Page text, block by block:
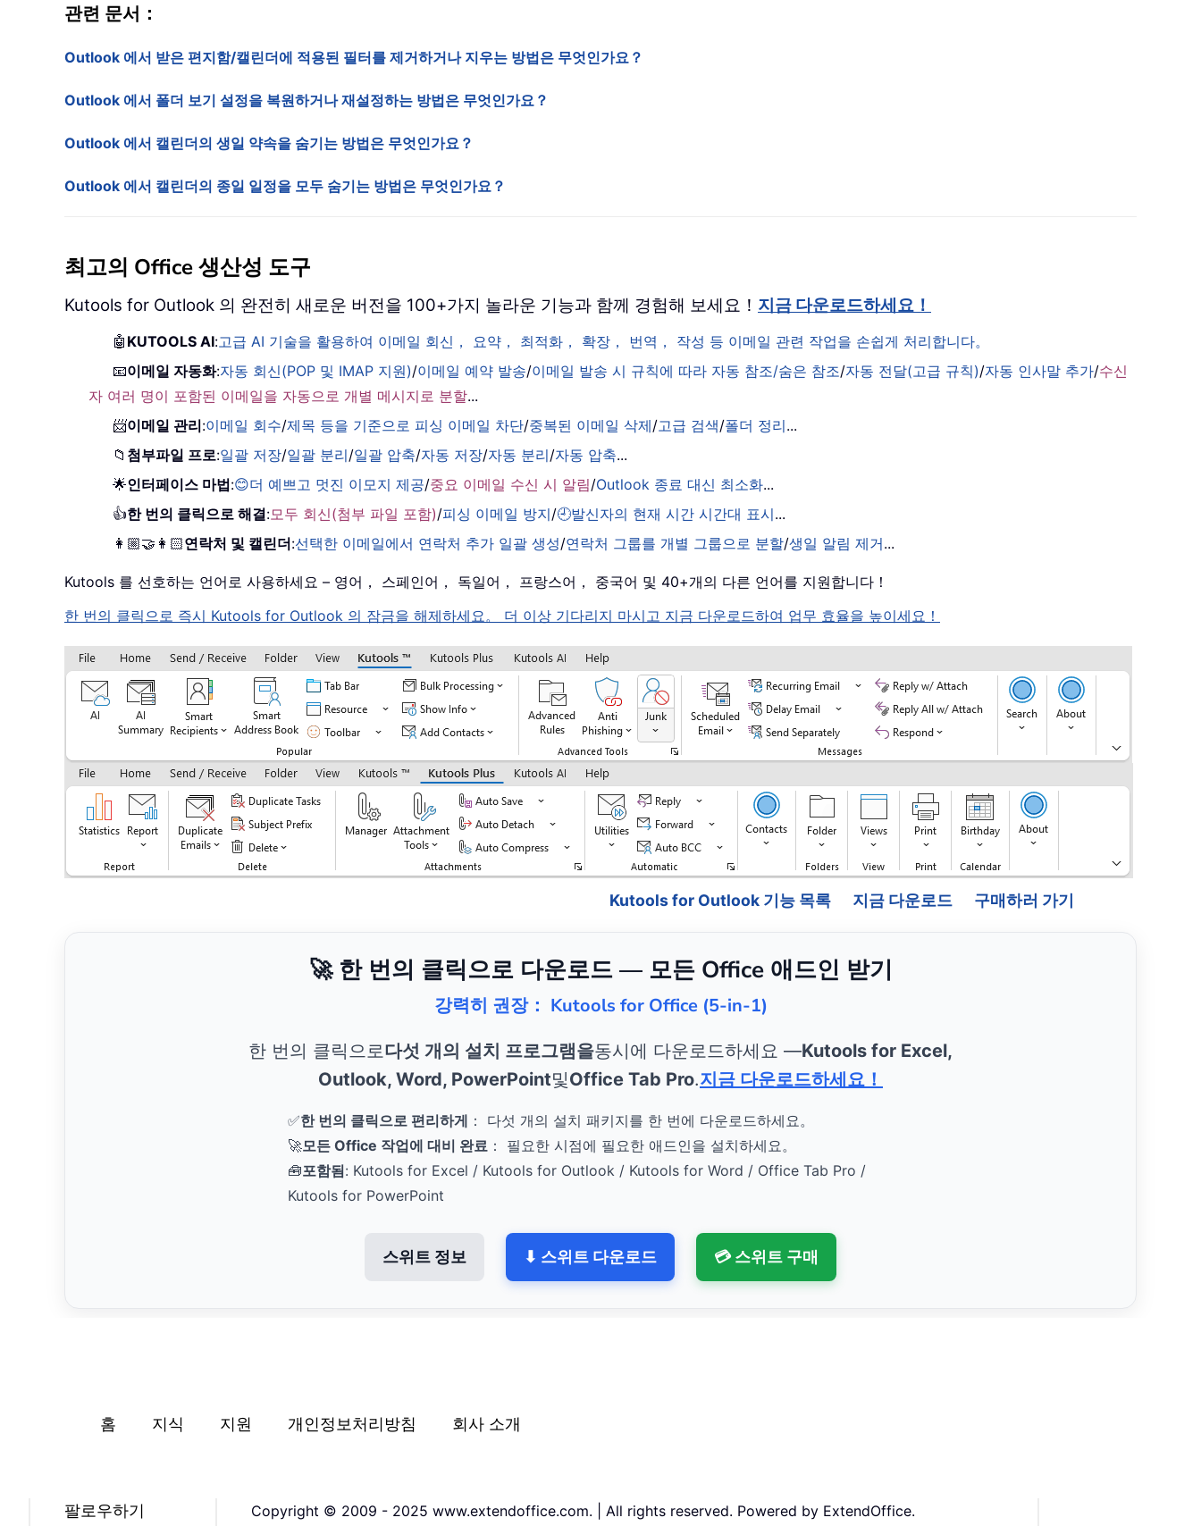
관련 문서：
Outlook 에서 받은 편지함/캘린더에 적용된 필터를 제거하거나 지우는 방법은 무엇인가요？
Outlook 에서 폴더 보기 설정을 복원하거나 재설정하는 방법은 무엇인가요？
Outlook 에서 캘린더의 생일 약속을 숨기는 방법은 무엇인가요？
Outlook 에서 캘린더의 종일 일정을 모두 숨기는 방법은 무엇인가요？
최고의 Office 생산성 도구
Kutools for Outlook 의 완전히 새로운 버전을 100+가지 놀라운 기능과 함께 경험해 보세요！ 지금 다운로드하세요！
🤖 KUTOOLS AI:고급 AI 기술을 활용하여 이메일 회신， 요약， 최적화， 확장， 번역， 작성 등 이메일 관련 작업을 손쉽게 처리합니다。
📧이메일 자동화:자동 회신(POP 및 IMAP 지원)/이메일 예약 발송/이메일 발송 시 규칙에 따라 자동 참조/숨은 참조/자동 전달(고급 규칙)/자동 인사말 추가/수신
자 여러 명이 포함된 이메일을 자동으로 개별 메시지로 분할...
📨이메일 관리:이메일 회수/제목 등을 기준으로 피싱 이메일 차단/중복된 이메일 삭제/고급 검색/폴더 정리...
📁 첨부파일 프로:일괄 저장/일괄 분리/일괄 압축/자동 저장/자동 분리/자동 압축...
🌟인터페이스 마법:😊더 예쁘고 멋진 이모지 제공/중요 이메일 수신 시 알림/Outlook 종료 대신 최소화...
👍한 번의 클릭으로 해결:모두 회신(첨부 파일 포함)/피싱 이메일 방지/🕘발신자의 현재 시간 시간대 표시...
👩🏼‍🤝‍👩🏻연락처 및 캘린더:선택한 이메일에서 연락처 추가 일괄 생성/연락처 그룹를 개별 그룹으로 분할/생일 알림 제거...
Kutools 를 선호하는 언어로 사용하세요 – 영어， 스페인어， 독일어， 프랑스어， 중국어 및 40+개의 다른 언어를 지원합니다！
한 번의 클릭으로 즉시 Kutools for Outlook 의 잠금을 해제하세요。 더 이상 기다리지 마시고 지금 다운로드하여 업무 효율을 높이세요！
Kutools for Outlook 기능 목록 지금 다운로드 구매하러 가기
🚀 한 번의 클릭으로 다운로드 — 모든 Office 애드인 받기
강력히 권장： Kutools for Office (5-in-1)
한 번의 클릭으로다섯 개의 설치 프로그램을동시에 다운로드하세요 —Kutools for Excel,
Outlook, Word, PowerPoint및Office Tab Pro.지금 다운로드하세요！
✅한 번의 클릭으로 편리하게 ： 다섯 개의 설치 패키지를 한 번에 다운로드하세요。
🚀모든 Office 작업에 대비 완료 ： 필요한 시점에 필요한 애드인을 설치하세요。
🧰포함됨: Kutools for Excel / Kutools for Outlook / Kutools for Word / Office Tab Pro /
Kutools for PowerPoint
스위트 정보 ⬇ 스위트 다운로드 💳 스위트 구매
홈 지식 지원 개인정보처리방침 회사 소개
팔로우하기 Copyright © 2009 - 2025 www.extendoffice.com. | All rights reserved. Powered by ExtendOffice.